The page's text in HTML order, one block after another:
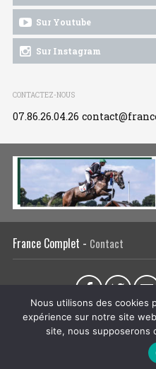
Sur Youtube
Sur Instagram
CONTACTEZ-NOUS
07.86.26.04.26
France Complet - Contact
L’association Actualités Tous
Régie publicitaire Plan du site
Nous utilisons des cookies
expérience sur notre site
site, nous supposerons